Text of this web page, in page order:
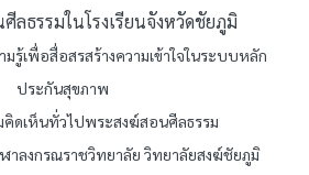
ลธรรมในโรงเรียนจังหวัดชัยภูมิ
มรู้เพื่อสื่อสรสร้างความเข้าใจในระบบหลัก
ประกันสุขภาพ
ดเห็นทั่วไปพระสงฆ์สอนศีลธรรม
าลงกรณราชวิทยาลัย วิทยาลัยสงฆ์ชัยภูมิ